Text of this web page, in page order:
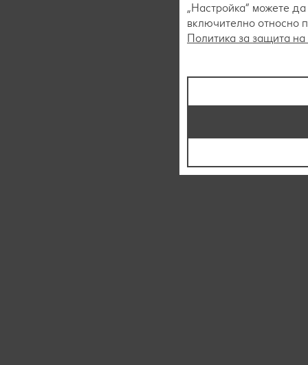
„Настройка“ можете
включително относно
Политика за защита